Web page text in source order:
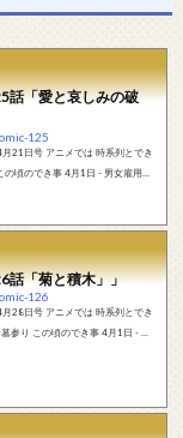
話「愛と哀しみの破
125
経済新聞社・ニッポ...
話「菊と積木」」
126
ン・産業経済新聞社・...